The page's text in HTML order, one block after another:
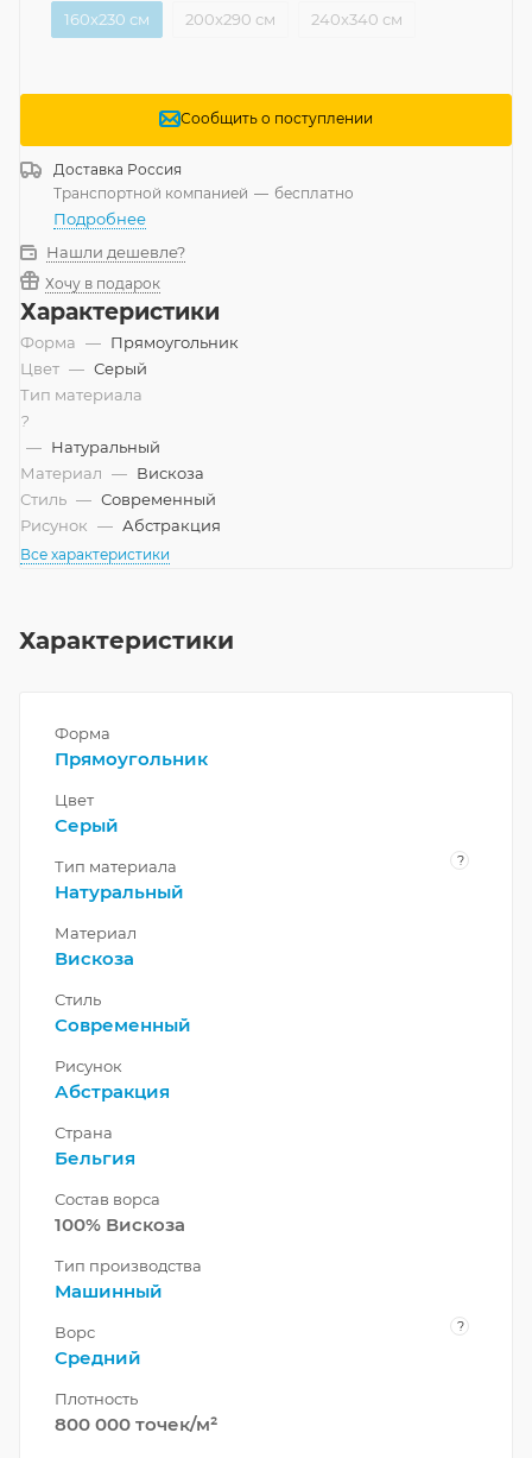
160x230 см
200x290 см 240x340 см
Сообщить о поступлении
Доставка Россия
Транспортной компанией — бесплатно
Подробнее
Нашли дешевле?
Хочу в подарок
Характеристики
Форма — Прямоугольник
Цвет — Серый
Тип материала
?
— Натуральный
Материал — Вискоза
Стиль — Современный
Рисунок — Абстракция
Все характеристики
Характеристики
Форма
Прямоугольник
Цвет
Серый
Тип материала ?
Натуральный
Материал
Вискоза
Стиль
Современный
Рисунок
Абстракция
Страна
Бельгия
Состав ворса
100% Вискоза
Тип производства
Машинный
Ворс ?
Средний
Плотность
800 000 точек/м²